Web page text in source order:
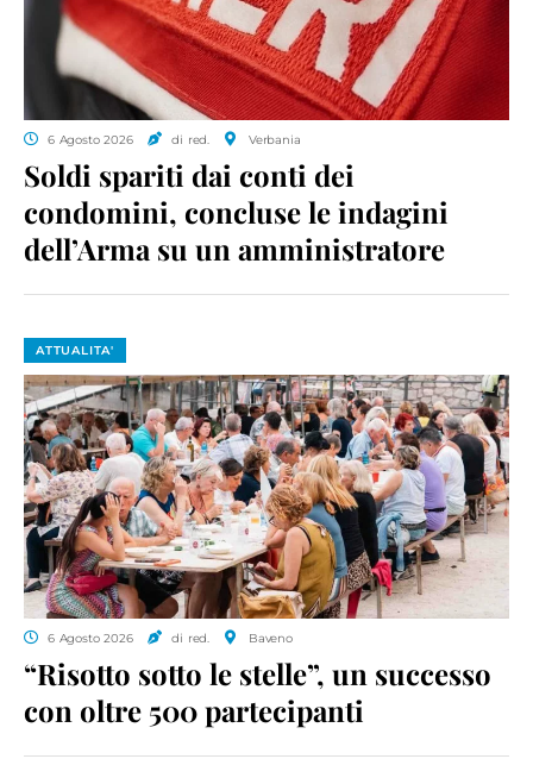
6 Agosto 2026 di red. Verbania
Soldi spariti dai conti dei
condomini, concluse le indagini
dell’Arma su un amministratore
ATTUALITA'
6 Agosto 2026 di red. Baveno
“Risotto sotto le stelle”, un successo
con oltre 500 partecipanti